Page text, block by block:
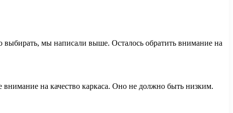
выбирать, мы написали выше. Осталось обратить внимание на
на качество каркаса. Оно не должно быть низким.